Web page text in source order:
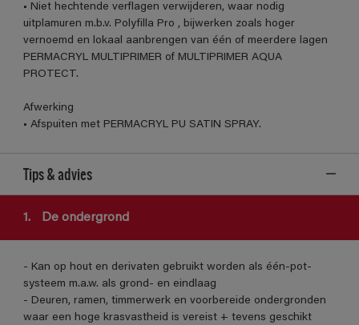
• Niet hechtende verflagen verwijderen, waar nodig
uitplamuren m.b.v. Polyfilla Pro , bijwerken zoals hoger
vernoemd en lokaal aanbrengen van één of meerdere lagen
PERMACRYL MULTIPRIMER of MULTIPRIMER AQUA
PROTECT.
Afwerking
• Afspuiten met PERMACRYL PU SATIN SPRAY.
Tips & advies
1. De ondergrond
- Kan op hout en derivaten gebruikt worden als één-pot-
systeem m.a.w. als grond- en eindlaag
- Deuren, ramen, timmerwerk en voorbereide ondergronden
waar een hoge krasvastheid is vereist + tevens geschikt